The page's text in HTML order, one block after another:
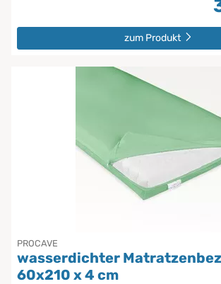
zum Produkt
PROCAVE
wasserdichter
60x210 x 4 cm